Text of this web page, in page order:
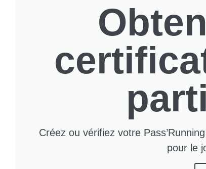
Créez ou vérifiez votre
pour le